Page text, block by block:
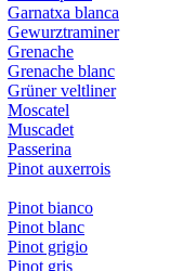
Garnatxa blanca
Gewurztraminer
Grenache
Grenache blanc
Grüner veltliner
Moscatel
Muscadet
Passerina
Pinot auxerrois
Pinot bianco
Pinot blanc
Pinot grigio
Pinot gris